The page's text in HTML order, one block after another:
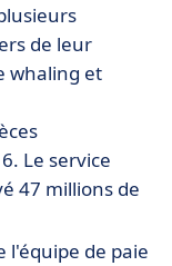
de leur
whaling et
Le service
47 millions de
l'équipe de paie